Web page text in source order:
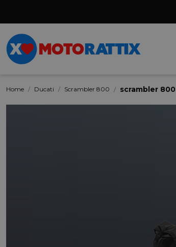
Home Ducati Scrambler 800 scrambler